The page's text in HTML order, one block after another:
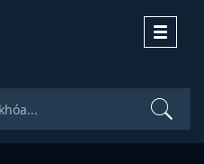
Toggle